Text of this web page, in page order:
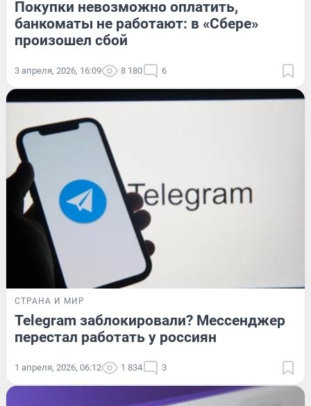
Покупки невозможно оплатить,
банкоматы не работают: в «Сбере»
произошел сбой
3 апреля, 2026, 16:09 8 180 6
СТРАНА И МИР
Telegram заблокировали? Мессенджер
перестал работать у россиян
1 апреля, 2026, 06:12 1 834 3